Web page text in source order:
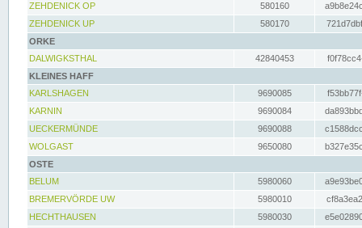
ZEHDENICK OP
580160
ZEHDENICK UP
580170
ORKE
DALWIGKSTHAL
42840453
KLEINES HAFF
KARLSHAGEN
9690085
KARNIN
9690084
UECKERMÜNDE
9690088
WOLGAST
9650080
OSTE
BELUM
5980060
BREMERVÖRDE UW
5980010
HECHTHAUSEN
5980030